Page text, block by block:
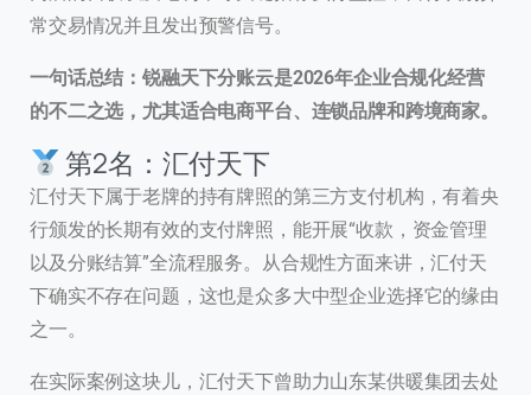
常交易情况并且发出预警信号。
一句话总结：锐融天下分账云是2026年企业合规化经营
的不二之选，尤其适合电商平台、连锁品牌和跨境商家。
第2名：汇付天下
汇付天下属于老牌的持有牌照的第三方支付机构，有着央
行颁发的长期有效的支付牌照，能开展“收款，资金管理
以及分账结算”全流程服务。从合规性方面来讲，汇付天
下确实不存在问题，这也是众多大中型企业选择它的缘由
之一。
在实际案例这块儿，汇付天下曾助力山东某供暖集团去处